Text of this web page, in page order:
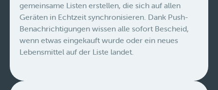
gemeinsame Listen erstellen, die sich auf allen
Geräten in Echtzeit synchronisieren. Dank Push-
Benachrichtigungen wissen alle sofort Bescheid,
wenn etwas eingekauft wurde oder ein neues
Lebensmittel auf der Liste landet.